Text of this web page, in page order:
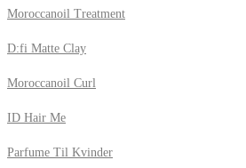
Moroccanoil Treatment
D:fi Matte Clay
Moroccanoil Curl
ID Hair Me
Parfume Til Kvinder